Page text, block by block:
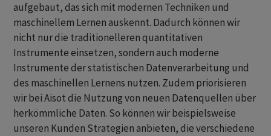
aufgebaut, das sich mit modernen Techniken und
maschinellem Lernen auskennt. Dadurch können wir
nicht nur die traditionelleren quantitativen
Instrumente einsetzen, sondern auch moderne
Instrumente der statistischen Datenverarbeitung und
des maschinellen Lernens nutzen. Zudem priorisieren
wir bei Aisot die Nutzung von neuen Datenquellen über
herkömmliche Daten. So können wir beispielsweise
unseren Kunden Strategien anbieten, die verschiedene